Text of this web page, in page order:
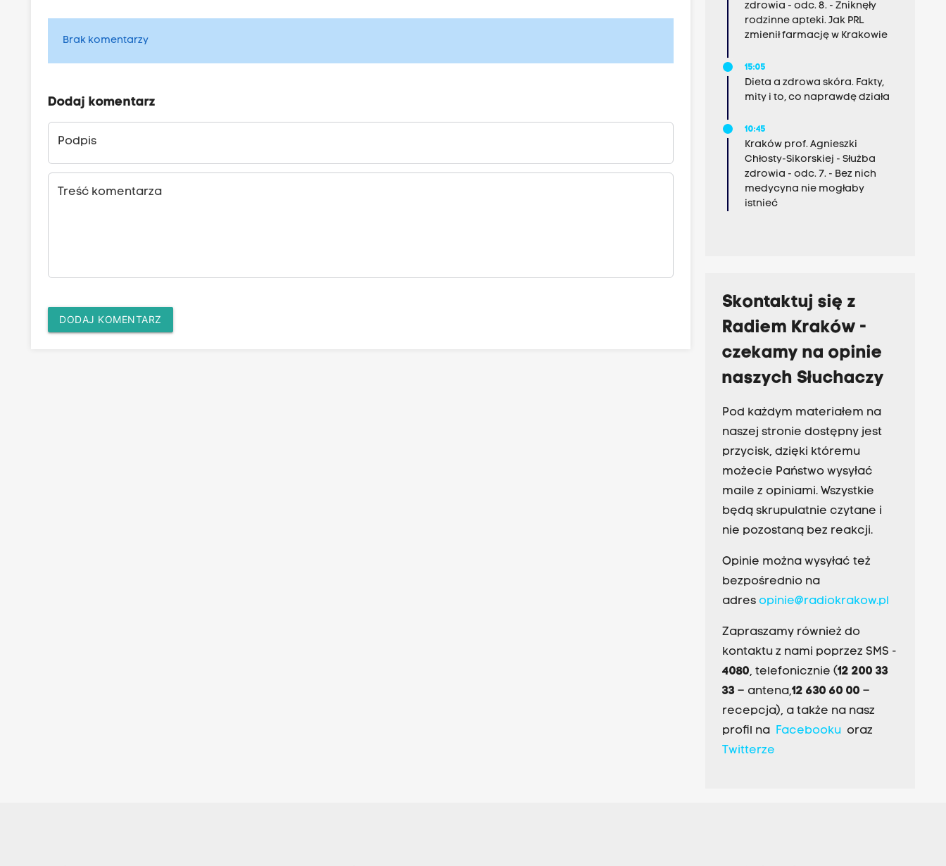
Brak komentarzy
Dodaj komentarz
Podpis
Treść komentarza
DODAJ KOMENTARZ
zdrowia - odc. 8. - Zniknęły
rodzinne apteki. Jak PRL
zmienił farmację w Krakowie
15:05
Dieta a zdrowa skóra. Fakty,
mity i to, co naprawdę działa
10:45
Kraków prof. Agnieszki
Chłosty-Sikorskiej - Służba
zdrowia - odc. 7. - Bez nich
medycyna nie mogłaby
istnieć
Skontaktuj się z
Radiem Kraków -
czekamy na opinie
naszych Słuchaczy
Pod każdym materiałem na
naszej stronie dostępny jest
przycisk, dzięki któremu
możecie Państwo wysyłać
maile z opiniami. Wszystkie
będą skrupulatnie czytane i
nie pozostaną bez reakcji.
Opinie można wysyłać też
bezpośrednio na
adres opinie@radiokrakow.pl
Zapraszamy również do
kontaktu z nami poprzez SMS -
4080, telefonicznie (12 200 33
33– antena,12 630 60 00 –
recepcja), a także na nasz
profil na Facebookuoraz
Twitterze